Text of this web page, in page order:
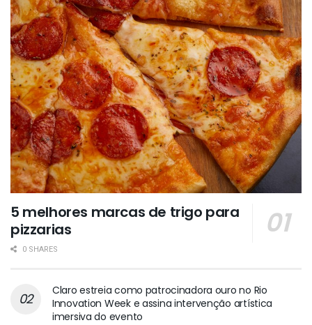
5 melhores marcas de trigo para
pizzarias
0 SHARES
Claro estreia como patrocinadora ouro no Rio
Innovation Week e assina intervenção artística
imersiva do evento